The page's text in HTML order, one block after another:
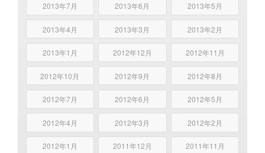
2013年7月 2013年6月 2013年5月
2013年4月 2013年3月 2013年2月
2013年1月 2012年12月 2012年11月
2012年10月 2012年9月 2012年8月
2012年7月 2012年6月 2012年5月
2012年4月 2012年3月 2012年2月
2012年1月 2011年12月 2011年11月